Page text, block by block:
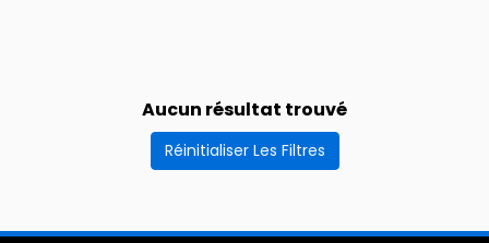
Aucun résultat trouvé
Réinitialiser Les Filtres